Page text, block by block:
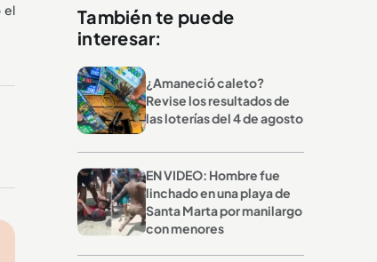
el
También te puede
interesar:
¿Amaneció caleto?
Revise los resultados de
las loterías del 4 de agosto
EN VIDEO: Hombre fue
linchado en una playa de
Santa Marta por manilargo
con menores